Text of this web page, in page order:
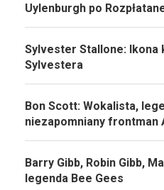
Uylenburgh po
Sylvester Stallone: Ikona
Sylvestera
Bon Scott: Wokalista,
niezapomniany frontman
Barry Gibb, Robin Gibb,
legenda Bee Gees